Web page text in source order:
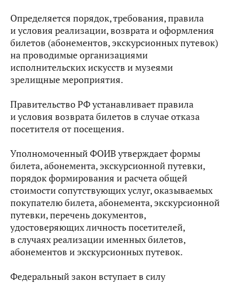
Определяется порядок, требования, правила
и условия реализации, возврата и оформления
билетов (абонементов, экскурсионных путевок)
на проводимые организациями
исполнительских искусств и музеями
зрелищные мероприятия.
Правительство РФ устанавливает правила
и условия возврата билетов в случае отказа
посетителя от посещения.
Уполномоченный ФОИВ утверждает формы
билета, абонемента, экскурсионной путевки,
порядок формирования и расчета общей
стоимости сопутствующих услуг, оказываемых
покупателю билета, абонемента, экскурсионной
путевки, перечень документов,
удостоверяющих личность посетителей,
в случаях реализации именных билетов,
абонементов и экскурсионных путевок.
Федеральный закон вступает в силу